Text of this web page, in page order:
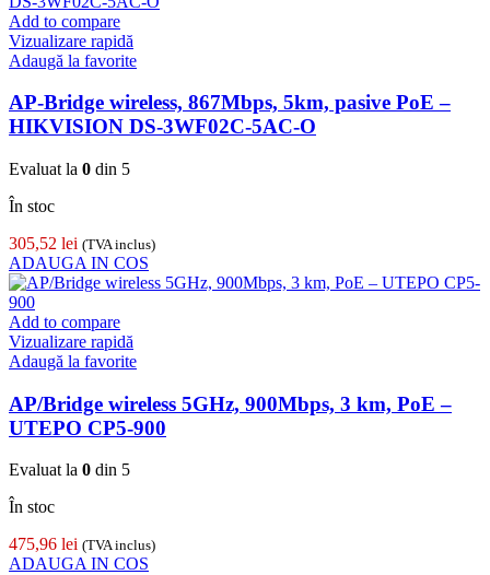
Add to compare
Vizualizare rapidă
Adaugă la favorite
AP-Bridge wireless, 867Mbps, 5km, pasive PoE –
HIKVISION DS-3WF02C-5AC-O
Evaluat la 0 din 5
În stoc
305,52 lei (TVA inclus)
ADAUGA IN COS
Add to compare
Vizualizare rapidă
Adaugă la favorite
AP/Bridge wireless 5GHz, 900Mbps, 3 km, PoE –
UTEPO CP5-900
Evaluat la 0 din 5
În stoc
475,96 lei (TVA inclus)
ADAUGA IN COS